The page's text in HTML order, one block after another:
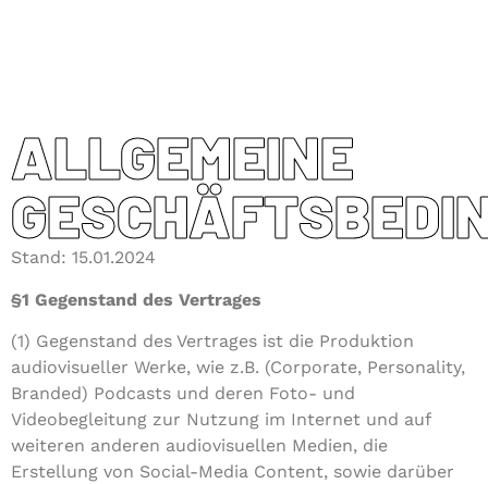
ALLGEMEINE
Stand: 15.01.2024
§1 Gegenstand des Vertrages
(1) Gegenstand des Vertrages ist die Produktion
audiovisueller Werke, wie z.B. (Corporate, Personality,
Branded) Podcasts und deren Foto- und
Videobegleitung zur Nutzung im Internet und auf
weiteren anderen audiovisuellen Medien, die
Erstellung von Social-Media Content, sowie darüber